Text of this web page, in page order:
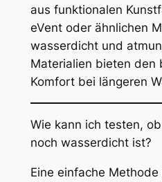
aus funktionalen
eVent oder ähnlichen
wasserdicht und
Materialien bieten den
Komfort bei längeren
Wie kann ich testen,
noch wasserdicht ist?
Eine einfache